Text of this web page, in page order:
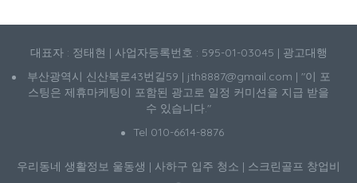
대표자 : 정태현 | 사업자등록번호 : 595-01-03045 | 광고대행
부산광역시 신산북로43번길59 | jth8887@gmail.com | "이 포
스팅은 제휴마케팅이 포함된 광고로 일정 커미션을 지급 받을
수 있습니다."
Tel 010-6614-8876
우리동네 생활정보 울동생 | 사하구 입주 청소 | 스크린골프 창업비